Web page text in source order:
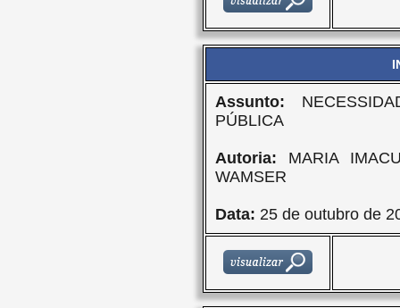
Assunto:
PÚBLICA
Autoria: MARIA
WAMSER
Data: 25 de outubro de